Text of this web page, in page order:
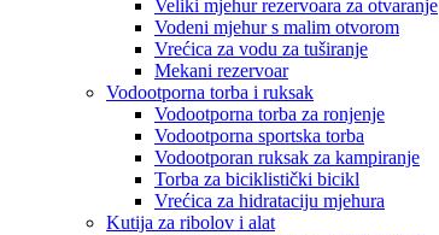
Veliki mjehur rezervoara za otvaranje
Vodeni mjehur s malim otvorom
Vrećica za vodu za tuširanje
Mekani rezervoar
Vodootporna torba i ruksak
Vodootporna torba za ronjenje
Vodootporna sportska torba
Vodootporan ruksak za kampiranje
Torba za biciklistički bicikl
Vrećica za hidrataciju mjehura
Kutija za ribolov i alat